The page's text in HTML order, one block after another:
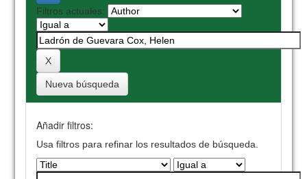
Filtros actuales:
Nueva búsqueda
Añadir filtros:
Usa filtros para refinar los resultados de búsqueda.